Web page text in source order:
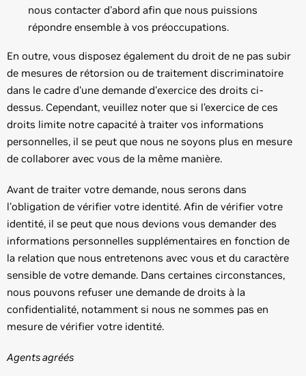
nous contacter d'abord afin que nous puissions
répondre ensemble à vos préoccupations.
En outre, vous disposez également du droit de ne pas subir
de mesures de rétorsion ou de traitement discriminatoire
dans le cadre d'une demande d'exercice des droits ci-
dessus. Cependant, veuillez noter que si l’exercice de ces
droits limite notre capacité à traiter vos informations
personnelles, il se peut que nous ne soyons plus en mesure
de collaborer avec vous de la même manière.
Avant de traiter votre demande, nous serons dans
l'obligation de vérifier votre identité. Afin de vérifier votre
identité, il se peut que nous devions vous demander des
informations personnelles supplémentaires en fonction de
la relation que nous entretenons avec vous et du caractère
sensible de votre demande. Dans certaines circonstances,
nous pouvons refuser une demande de droits à la
confidentialité, notamment si nous ne sommes pas en
mesure de vérifier votre identité.
Agents agréés